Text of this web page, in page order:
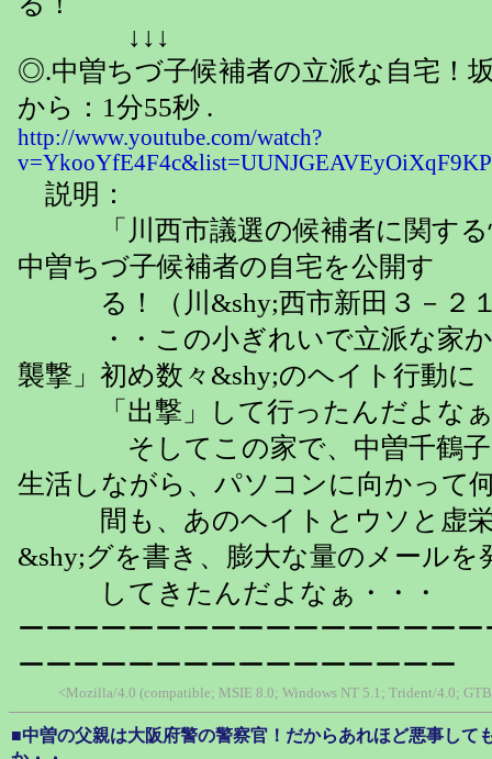
↓↓↓
◎.中曽ちづ子候補者の立派な自宅！
から：1分55秒 .
http://www.youtube.com/watch?
説明：
「川西市議選の候補者に関する
中曽ちづ子候補者の自宅を公開す
る！（川&shy;西市新田３－２１
・・この小ぎれいで立派な家か
襲撃」初め数々&shy;のヘイト行動に
「出撃」して行ったんだよなぁ
そしてこの家で、中曽千鶴子
生活しながら、パソコンに向かって
間も、あのヘイトとウソと虚栄
&shy;グを書き、膨大な量のメールを
してきたんだよなぁ・・・
ーーーーーーーーーーーーーーーー
ーーーーーーーーーーーーーーーー
<Mozilla/4.0 (compatible; MSIE 8.0; Windows NT 5.1; Trident/4.0;
■中曽の父親は大阪府警の警察官！だからあれほど悪事して